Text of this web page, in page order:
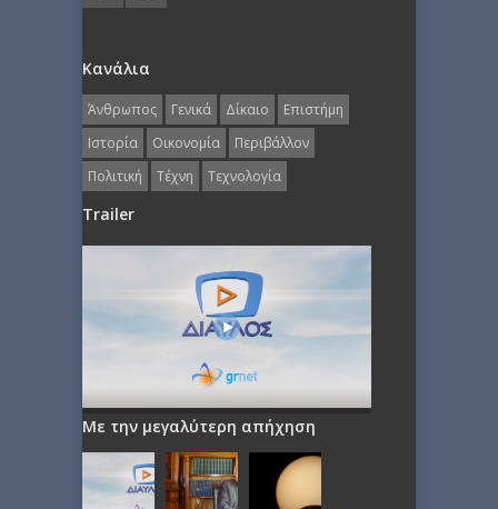
Κανάλια
Άνθρωπος Γενικά Δίκαιο
Επιστήμη
Ιστορία
Οικονομία
Περιβάλλον
Πολιτική
Τέχνη Τεχνολογία
Trailer
Με την μεγαλύτερη απήχηση